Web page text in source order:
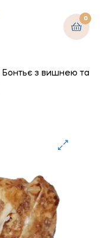
0
Бонтьє з вишнею та